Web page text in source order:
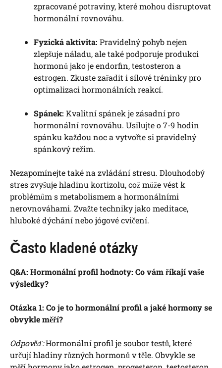
zpracované potraviny, které mohou disruptovat
hormonální rovnováhu.
Fyzická aktivita: Pravidelný pohyb nejen
zlepšuje náladu, ale také podporuje produkci
hormonů jako je endorfin, testosteron a
estrogen. Zkuste zařadit i sílové tréninky pro
optimalizaci hormonálních reakcí.
Spánek: Kvalitní spánek je zásadní pro
hormonální rovnováhu. Usilujte o 7-9 hodin
spánku každou noc a vytvořte si pravidelný
spánkový režim.
Nezapomínejte také na zvládání stresu. Dlouhodobý
stres zvyšuje hladinu kortizolu, což může vést k
problémům s metabolismem a hormonálními
nerovnováhami. Zvažte techniky jako meditace,
hluboké dýchání nebo jógové cvičení.
Často kladené otázky
Q&A: Hormonální profil hodnoty: Co vám říkají vaše
výsledky?
Otázka 1: Co je to hormonální profil a jaké hormony se
obvykle měří?
Odpověď:Hormonální profil je soubor testů, které
určují hladiny různých hormonů v těle. Obvykle se